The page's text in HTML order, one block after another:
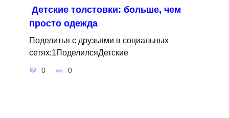
Детские толстовки: больше, чем
просто одежда
Поделитья с друзьями в социальных
сетях:1ПоделилсяДетские
0 0